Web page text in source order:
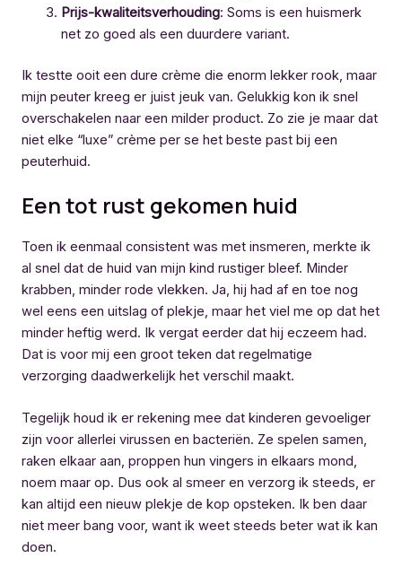
Prijs-kwaliteitsverhouding: Soms is een huismerk
net zo goed als een duurdere variant.
Ik testte ooit een dure crème die enorm lekker rook, maar
mijn peuter kreeg er juist jeuk van. Gelukkig kon ik snel
overschakelen naar een milder product. Zo zie je maar dat
niet elke “luxe” crème per se het beste past bij een
peuterhuid.
Een tot rust gekomen huid
Toen ik eenmaal consistent was met insmeren, merkte ik
al snel dat de huid van mijn kind rustiger bleef. Minder
krabben, minder rode vlekken. Ja, hij had af en toe nog
wel eens een uitslag of plekje, maar het viel me op dat het
minder heftig werd. Ik vergat eerder dat hij eczeem had.
Dat is voor mij een groot teken dat regelmatige
verzorging daadwerkelijk het verschil maakt.
Tegelijk houd ik er rekening mee dat kinderen gevoeliger
zijn voor allerlei virussen en bacteriën. Ze spelen samen,
raken elkaar aan, proppen hun vingers in elkaars mond,
noem maar op. Dus ook al smeer en verzorg ik steeds, er
kan altijd een nieuw plekje de kop opsteken. Ik ben daar
niet meer bang voor, want ik weet steeds beter wat ik kan
doen.